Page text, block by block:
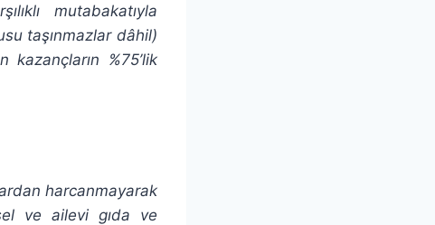
mutabakatıyla
taşınmazlar dâhil)
kazançların %75’lik
harcanmayarak
ve ailevi gıda ve